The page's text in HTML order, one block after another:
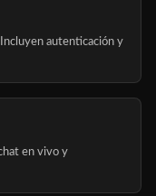
autenticación y
en vivo y